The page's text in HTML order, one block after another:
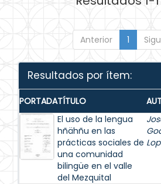
Anterior 1
Resultados por ítem:
PORTADATÍTULO
El uso de la lengua
hñähñu en las
prácticas sociales de
una comunidad
bilingüe en el valle
del Mezquital